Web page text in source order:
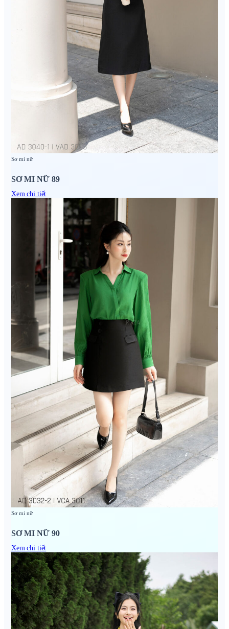
Sơ mi nữ
SƠ MI NỮ 89
Xem chi tiết
Sơ mi nữ
SƠ MI NỮ 90
Xem chi tiết